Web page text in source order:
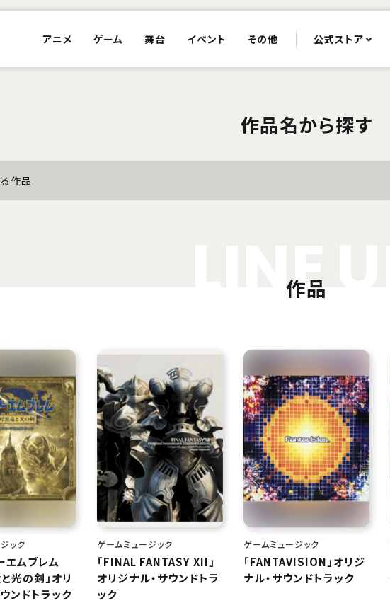
アニメ ゲーム 舞台 イベント その他 公式ストア
作品名から探す
る作品
NE
作品
ック
エムブレム
光の剣」オリ
ンドトラック
ゲームミュージック
「FINAL FANTASY XII」
オリジナル・サウンドトラ
ック
ゲームミュージック
「FANTAVISION」オリジ
ナル・サウンドトラック